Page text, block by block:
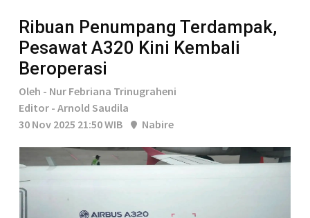
Ribuan Penumpang Terdampak,
Pesawat A320 Kini Kembali
Beroperasi
Oleh - Nur Febriana Trinugraheni
Editor - Arnold Saudila
30 Nov 2025 21:50 WIB
Nabire